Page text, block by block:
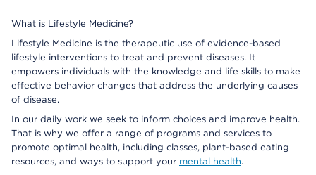
What is Lifestyle Medicine?
Lifestyle Medicine is the therapeutic use of evidence-based
lifestyle interventions to treat and prevent diseases. It
empowers individuals with the knowledge and life skills to make
effective behavior changes that address the underlying causes
of disease.
In our daily work we seek to inform choices and improve health.
That is why we offer a range of programs and services to
promote optimal health, including classes, plant-based eating
resources, and ways to support your mental health.